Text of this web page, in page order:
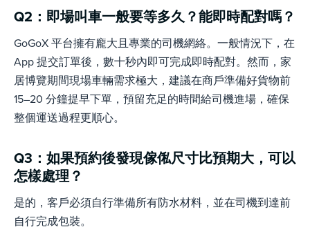
Q2：即場叫車一般要等多久？能即時配對嗎？
GoGoX 平台擁有龐大且專業的司機網絡。一般情況下，在
App 提交訂單後，數十秒內即可完成即時配對。然而，家
居博覽期間現場車輛需求極大，建議在商戶準備好貨物前
15–20 分鐘提早下單，預留充足的時間給司機進場，確保
整個運送過程更順心。
Q3：如果預約後發現傢俬尺寸比預期大，可以
怎樣處理？
是的，客戶必須自行準備所有防水材料，並在司機到達前
自行完成包裝。